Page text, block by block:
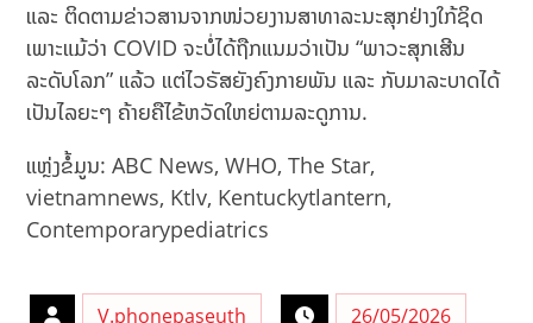
ແລະ ຕິດຕາມຂ່າວສານຈາກໜ່ວຍງານສາທາລະນະສຸກຢ່າງໃກ້ຊິດ
ເພາະແມ້ວ່າ COVID ຈະບໍ່ໄດ້ຖືກແນມວ່າເປັນ “ພາວະສຸກເສີນ
ລະດັບໂລກ” ແລ້ວ ແຕ່ໄວຣັສຍັງຄົງກາຍພັນ ແລະ ກັບມາລະບາດໄດ້
ເປັນໄລຍະໆ ຄ້າຍຄືໄຂ້ຫວັດໃຫຍ່ຕາມລະດູການ.
ແຫຼ່ງຂໍ້ມູນ: ABC News, WHO, The Star,
vietnamnews, Ktlv, Kentuckytlantern,
Contemporarypediatrics
V.phonepaseuth 26/05/2026